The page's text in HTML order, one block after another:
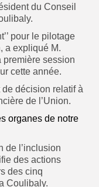
du Conseil
pour le pilotage
a expliqué M.
première session
cette année.
de décision relatif à
de l’Union.
organes de notre
de l’inclusion
des actions
des cinq
Coulibaly.